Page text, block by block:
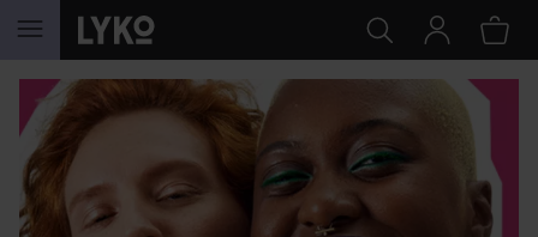
GÅ TIL INNHOLD